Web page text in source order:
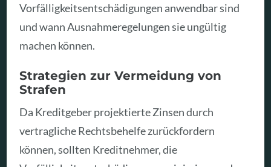
Vorfälligkeitsentschädigungen anwendbar sind
und wann Ausnahmeregelungen sie ungültig
machen können.
Strategien zur Vermeidung von
Strafen
Da Kreditgeber projektierte Zinsen durch
vertragliche Rechtsbehelfe zurückfordern
können, sollten Kreditnehmer, die